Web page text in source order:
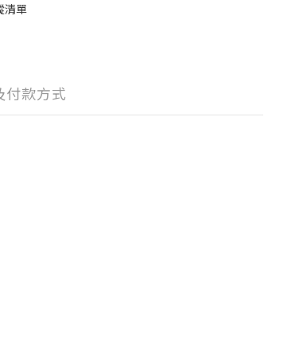
清單
付款方式